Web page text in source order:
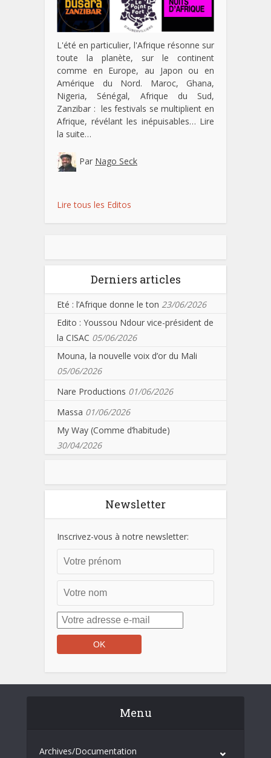
L'été en particulier, l'Afrique résonne sur
toute la planète, sur le continent
comme en Europe, au Japon ou en
Amérique du Nord. Maroc, Ghana,
Nigeria, Sénégal, Afrique du Sud,
Zanzibar : les festivals se multiplient en
Afrique, révélant les inépuisables… Lire
la suite…
Par Nago Seck
Lire tous les Editos
Derniers articles
Eté : l’Afrique donne le ton 23/06/2026
Edito : Youssou Ndour vice-président de
la CISAC 05/06/2026
Mouna, la nouvelle voix d’or du Mali
05/06/2026
Nare Productions 01/06/2026
Massa 01/06/2026
My Way (Comme d’habitude)
30/04/2026
Newsletter
Inscrivez-vous à notre newsletter:
Menu
Archives/Documentation